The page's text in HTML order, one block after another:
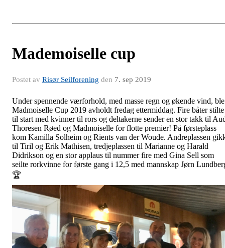
Mademoiselle cup
Postet av Risør Seilforening den 7. sep 2019
Under spennende værforhold, med masse regn og økende vind, ble
Madmoiselle Cup 2019 avholdt fredag ettermiddag. Fire båter stilte
til start med kvinner til rors og deltakerne sender en stor takk til
Thoresen Røed og Madmoiselle for flotte premier! På førsteplass
kom Kamilla Solheim og Rients van der Woude. Andreplassen
til Tiril og Erik Mathisen, tredjeplassen til Marianne og Harald
Didrikson og en stor applaus til nummer fire med Gina Sell som
seilte rorkvinne for første gang i 12,5 med mannskap Jørn
🏆